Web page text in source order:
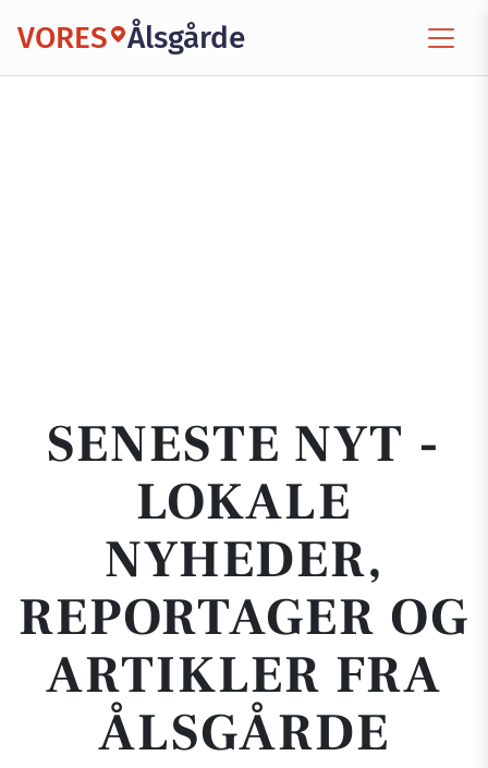
VORES Ålsgårde
SENESTE NYT -
LOKALE
NYHEDER,
REPORTAGER OG
ARTIKLER FRA
ÅLSGÅRDE